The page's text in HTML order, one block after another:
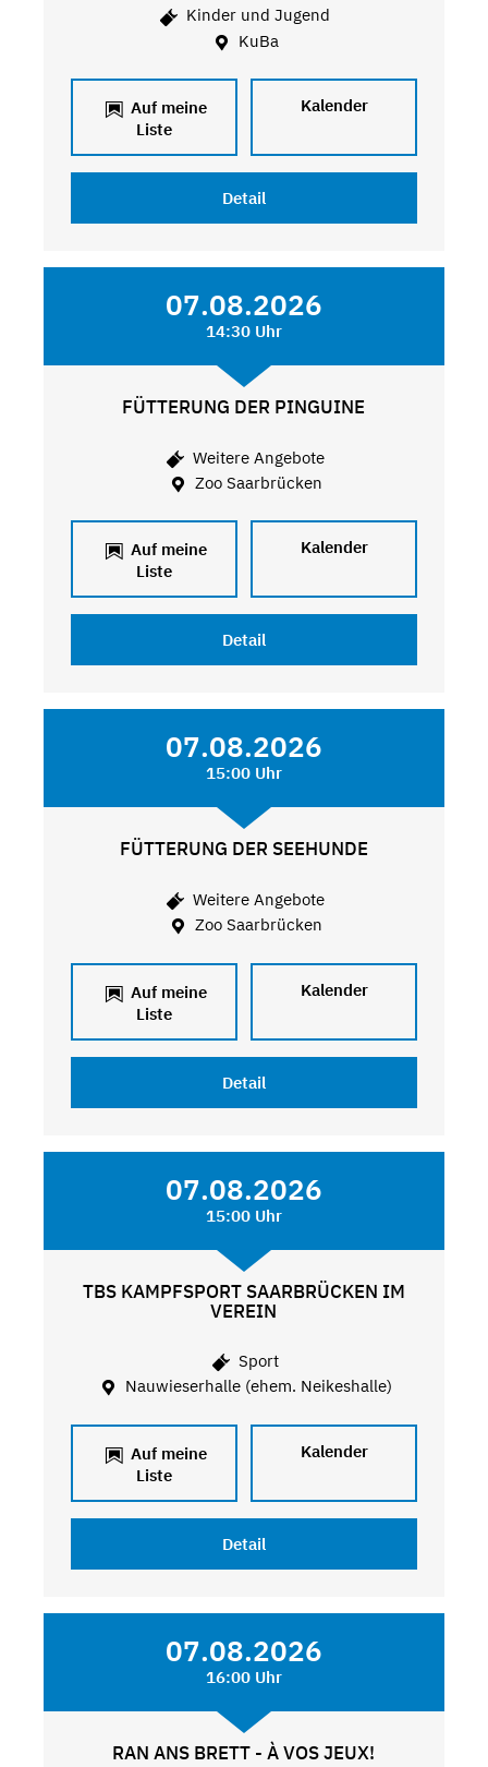
Kinder und Jugend
KuBa
Auf meine
Liste
Kalender
Detail
07.08.2026
14:30 Uhr
FÜTTERUNG DER PINGUINE
Weitere Angebote
Zoo Saarbrücken
Auf meine
Liste
Kalender
Detail
07.08.2026
15:00 Uhr
FÜTTERUNG DER SEEHUNDE
Weitere Angebote
Zoo Saarbrücken
Auf meine
Liste
Kalender
Detail
07.08.2026
15:00 Uhr
TBS KAMPFSPORT SAARBRÜCKEN IM
VEREIN
Sport
Nauwieserhalle (ehem. Neikeshalle)
Auf meine
Liste
Kalender
Detail
07.08.2026
16:00 Uhr
RAN ANS BRETT - À VOS JEUX!